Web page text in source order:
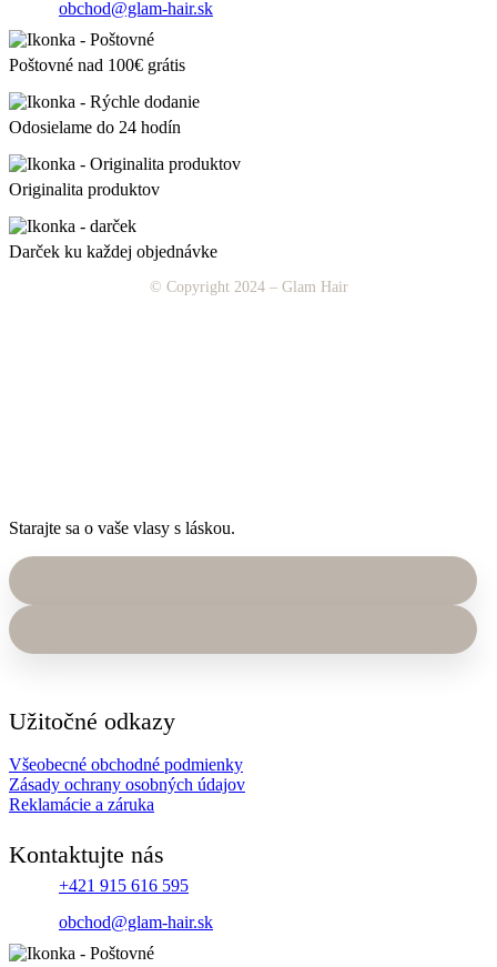
obchod@glam-hair.sk
Poštovné nad 100€ grátis
Odosielame do 24 hodín
Originalita produktov
Darček ku každej objednávke
© Copyright 2024 – Glam Hair
Starajte sa o vaše vlasy s láskou.
Užitočné odkazy
Všeobecné obchodné podmienky
Zásady ochrany osobných údajov
Reklamácie a záruka
Kontaktujte nás
+421 915 616 595
obchod@glam-hair.sk